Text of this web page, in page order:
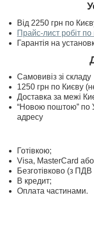
Від 2250 грн по
Прайс-лист робіт
Гарантія на
Самовивіз зі складу
1250 грн по Києву
Доставка за межі
“Новою поштою” по
адресу
Готівкою;
Visa, MasterСard
Безготівково (з
В кредит;
Оплата частинами.